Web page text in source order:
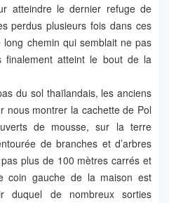
atteindre le dernier refuge de
perdus plusieurs fois dans ces
chemin qui semblait ne pas
finalement atteint le bout de la
du sol thaïlandais, les anciens
nous montrer la cachette de Pol
de mousse, sur la terre
de branches et d’arbres
plus de 100 mètres carrés et
coin gauche de la maison est
duquel de nombreux sorties